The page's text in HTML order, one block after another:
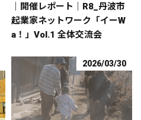
｜開催レポート｜R8_丹波市
起業家ネットワーク「イーW
a！」Vol.1 全体交流会
2026/03/30